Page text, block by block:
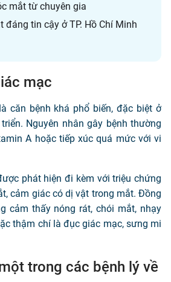
mắt từ chuyên gia
tin cậy ở TP. Hồ Chí Minh
mạc
căn bệnh khá phổ biến, đặc biệt ở
Nguyên nhân gây bệnh thường
A hoặc tiếp xúc quá mức với vi
phát hiện đi kèm với triệu chứng
cảm giác có dị vật trong mắt. Đồng
cảm thấy nóng rát, chói mắt, nhạy
thậm chí là đục giác mạc, sưng mi
trong các bệnh lý về